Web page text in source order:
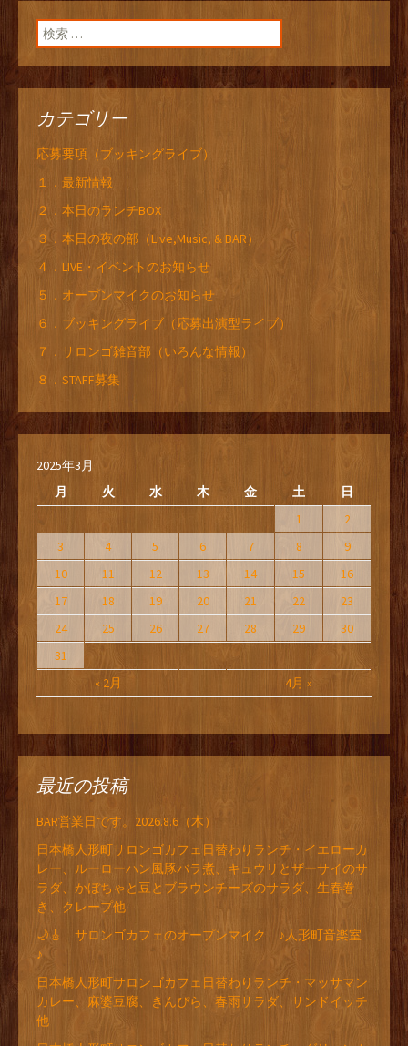
検索:
カテゴリー
応募要項（ブッキングライブ）
１．最新情報
２．本日のランチBOX
３．本日の夜の部（Live,Music, & BAR）
４．LIVE・イベントのお知らせ
５．オープンマイクのお知らせ
６．ブッキングライブ（応募出演型ライブ）
７．サロンゴ雑音部（いろんな情報）
８．STAFF募集
2025年3月
月
火 水 木 金 土 日
« 2月 4月 »
1
2
3
4 5 6 7 8
9
10
11 12 13 14 15
16
17
18 19 20 21 22
23
24
25 26 27 28 29
30
31
最近の投稿
BAR営業日です。2026.8.6（木）
日本橋人形町サロンゴカフェ日替わりランチ・イエローカ
レー、ルーローハン風豚バラ煮、キュウリとザーサイのサ
ラダ、かぼちゃと豆とブラウンチーズのサラダ、生春巻
き、クレープ他
🌙🎸 サロンゴカフェのオープンマイク ♪人形町音楽室
♪
日本橋人形町サロンゴカフェ日替わりランチ・マッサマン
カレー、麻婆豆腐、きんぴら、春雨サラダ、サンドイッチ
他